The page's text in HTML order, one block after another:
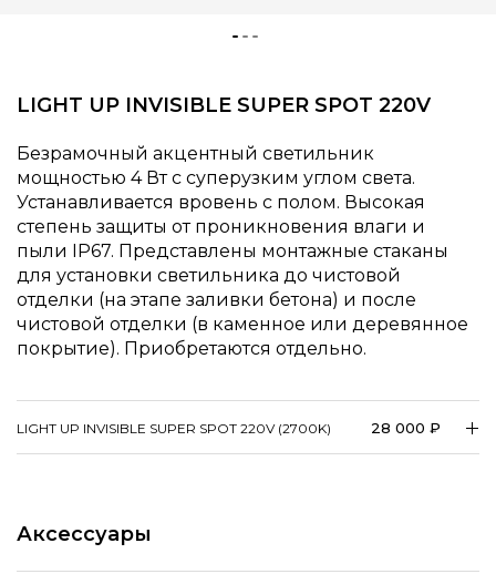
LIGHT UP INVISIBLE SUPER SPOT 220V
Безрамочный акцентный светильник
мощностью 4 Вт с суперузким углом света.
Устанавливается вровень с полом. Высокая
степень защиты от проникновения влаги и
пыли IP67. Представлены монтажные стаканы
для установки светильника до чистовой
отделки (на этапе заливки бетона) и после
чистовой отделки (в каменное или деревянное
покрытие). Приобретаются отдельно.
LIGHT UP INVISIBLE SUPER SPOT 220V (2700K) 28 000 ₽
Аксессуары